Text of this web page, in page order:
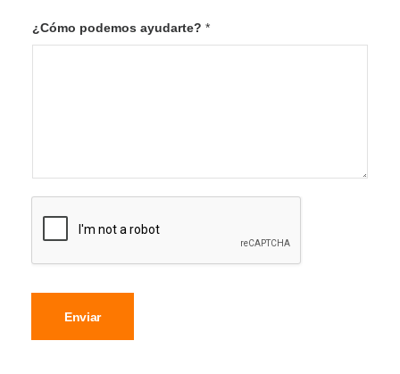
¿Cómo podemos ayudarte? *
Enviar